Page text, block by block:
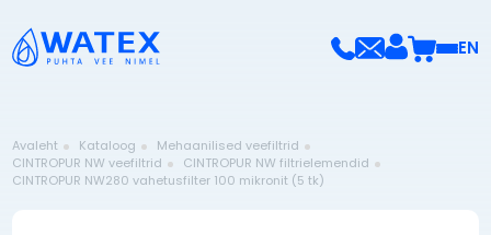
EN
Avaleht Kataloog
Mehaanilised veefiltrid
CINTROPUR NW veefiltrid
CINTROPUR NW filtrielemendid
CINTROPUR NW280 vahetusfilter 100 mikronit (5 tk)